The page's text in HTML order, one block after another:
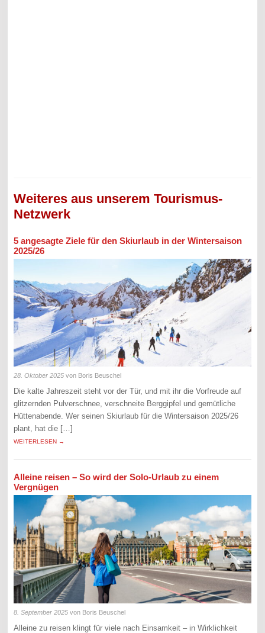
Weiteres aus unserem Tourismus-
Netzwerk
5 angesagte Ziele für den Skiurlaub in der Wintersaison
2025/26
28. Oktober 2025 von Boris Beuschel
Die kalte Jahreszeit steht vor der Tür, und mit ihr die Vorfreude auf
glitzernden Pulverschnee, verschneite Berggipfel und gemütliche
Hüttenabende. Wer seinen Skiurlaub für die Wintersaison 2025/26
plant, hat die […]
WEITERLESEN →
Alleine reisen – So wird der Solo-Urlaub zu einem
Vergnügen
8. September 2025 von Boris Beuschel
Alleine zu reisen klingt für viele nach Einsamkeit – in Wirklichkeit